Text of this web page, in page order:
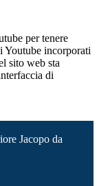
per tenere
Youtube incorporati
sito web sta
di
Jacopo da